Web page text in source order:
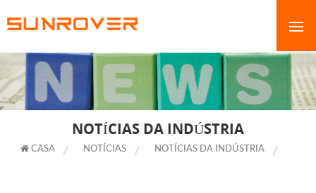
NOTÍCIAS DA INDÚSTRIA
CASA NOTÍCIAS NOTÍCIAS DA INDÚSTRIA